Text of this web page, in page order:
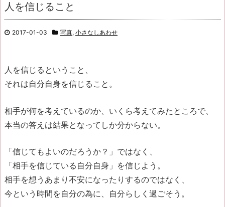
人を信じること
2017-01-03 写真, 小さなしあわせ
人を信じるということ、
それは自分自身を信じること。
相手が何を考えているのか、いくら考えてみたところで、
本当の答えは結果となってしか分からない。
「信じてもよいのだろうか？」ではなく、
「相手を信じている自分自身」を信じよう。
相手を想うあまり不安になったりするのではなく、
今という時間を自分の為に、自分らしく過ごそう。